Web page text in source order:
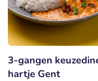
3-gangen
hartje Gent